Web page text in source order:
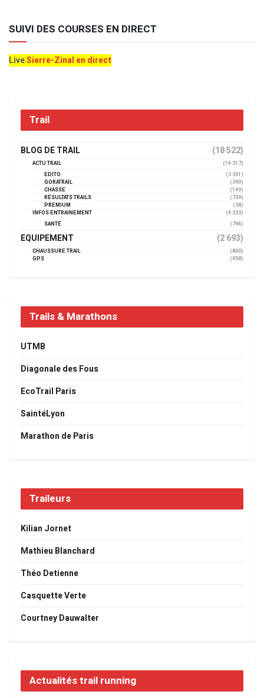
SUIVI DES COURSES EN DIRECT
LiveSierre-Zinal en direct
Trail
BLOG DE TRAIL (18 522)
ACTU TRAIL
(14 317)
EDITO
(3 361)
GORATRAIL
(390)
CHASSE
(149)
RÉSULTATS TRAILS
(739)
PREMIUM
(38)
INFOS ENTRAINEMENT
(4 233)
SANTÉ
(794)
EQUIPEMENT (2 693)
CHAUSSURE TRAIL
(800)
GPS
(958)
Trails & Marathons
UTMB
Diagonale des Fous
EcoTrail Paris
SaintéLyon
Marathon de Paris
Traileurs
Kilian Jornet
Mathieu Blanchard
Théo Detienne
Casquette Verte
Courtney Dauwalter
Actualités trail running